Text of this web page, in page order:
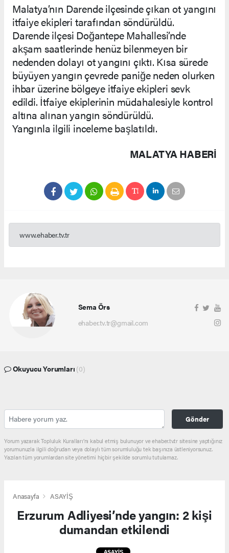
Malatya’nın Darende ilçesinde çıkan ot yangını
itfaiye ekipleri tarafından söndürüldü.
Darende ilçesi Doğantepe Mahallesi’nde
akşam saatlerinde henüz bilenmeyen bir
nedenden dolayı ot yangını çıktı. Kısa sürede
büyüyen yangın çevrede paniğe neden olurken
ihbar üzerine bölgeye itfaiye ekipleri sevk
edildi. İtfaiye ekiplerinin müdahalesiyle kontrol
altına alınan yangın söndürüldü.
Yangınla ilgili inceleme başlatıldı.
MALATYA HABERİ
www.ehaber.tv.tr
Sema Örs
ehaber.tv.tr@gmail.com
Okuyucu Yorumları (0)
Gönder
Yorum yazarak Topluluk Kuralları’nı kabul etmiş bulunuyor ve ehaber.tv.tr sitesine yaptığınız
yorumunuzla ilgili doğrudan veya dolaylı tüm sorumluluğu tek başınıza üstleniyorsunuz.
Yazılan tüm yorumlardan site yönetimi hiçbir şekilde sorumlu tutulamaz.
Anasayfa ASAYİŞ
Erzurum Adliyesi’nde yangın: 2 kişi
dumandan etkilendi